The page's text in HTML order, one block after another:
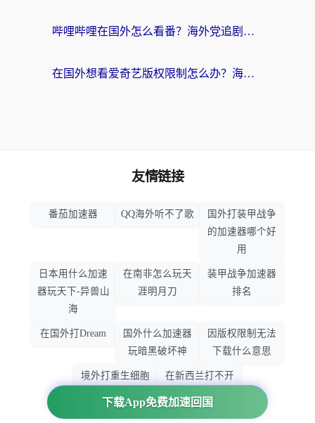
哔哩哔哩在国外怎么看番？海外党追剧看片的终极解决方案
在国外想看爱奇艺版权限制怎么办？海外华人必看的追剧自由指南
下载App免费加速回国
友情链接
番茄加速器 QQ海外听不了歌
国外打装甲战争
的加速器哪个好
用
日本用什么加速
器玩天下-异兽山
海
在南非怎么玩天
涯明月刀
装甲战争加速器
排名
在国外打Dream
国外什么加速器
玩暗黑破坏神
因版权限制无法
下载什么意思
境外打重生细胞
加速器哪个好
在新西兰打不开
大智慧怎么办